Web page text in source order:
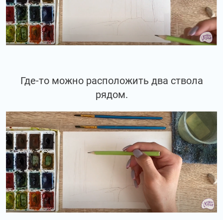
Где-то можно расположить два ствола
рядом.